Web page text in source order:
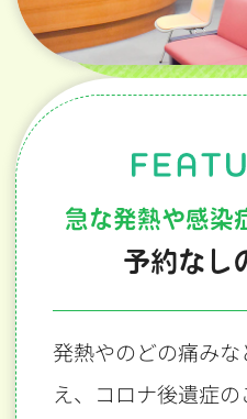
急な発熱や感染
予約なし
発熱やのどの痛み
え、コロナ後遺症